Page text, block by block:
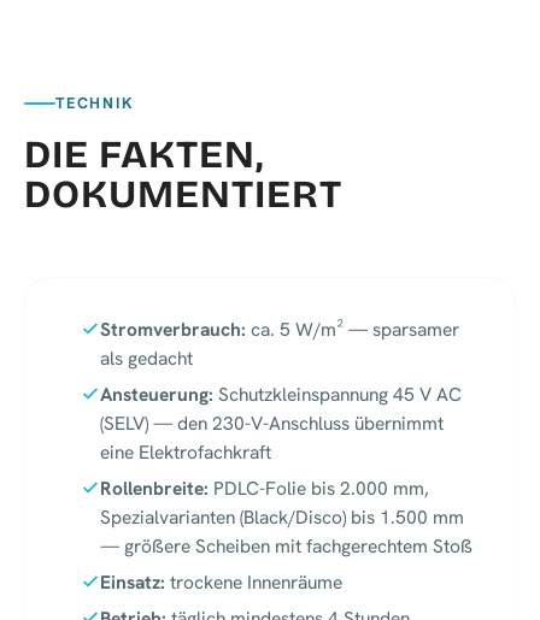
TECHNIK
DIE FAKTEN,
DOKUMENTIERT
Stromverbrauch: ca. 5 W/m² — sparsamer
als gedacht
Ansteuerung: Schutzkleinspannung 45 V AC
(SELV) — den 230-V-Anschluss übernimmt
eine Elektrofachkraft
Rollenbreite: PDLC-Folie bis 2.000 mm,
Spezialvarianten (Black/Disco) bis 1.500 mm
— größere Scheiben mit fachgerechtem Stoß
Einsatz: trockene Innenräume